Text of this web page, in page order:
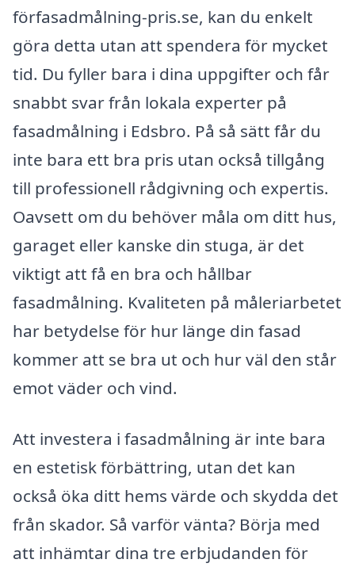
förfasadmålning-pris.se, kan du enkelt
göra detta utan att spendera för mycket
tid. Du fyller bara i dina uppgifter och får
snabbt svar från lokala experter på
fasadmålning i Edsbro. På så sätt får du
inte bara ett bra pris utan också tillgång
till professionell rådgivning och expertis.
Oavsett om du behöver måla om ditt hus,
garaget eller kanske din stuga, är det
viktigt att få en bra och hållbar
fasadmålning. Kvaliteten på måleriarbetet
har betydelse för hur länge din fasad
kommer att se bra ut och hur väl den står
emot väder och vind.
Att investera i fasadmålning är inte bara
en estetisk förbättring, utan det kan
också öka ditt hems värde och skydda det
från skador. Så varför vänta? Börja med
att inhämtar dina tre erbjudanden för